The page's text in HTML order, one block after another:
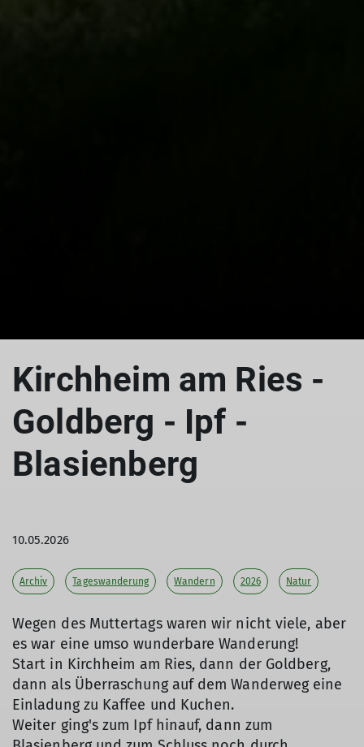
Kirchheim am Ries -
Goldberg - Ipf -
Blasienberg
10.05.2026
Archiv Tageswanderung Wandern 2026 Natur
Wegen des Muttertags waren wir nicht viele, aber
es war eine umso wunderbare Wanderung!
Start in Kirchheim am Ries, dann der Goldberg,
dann als Überraschung auf dem Wanderweg eine
Einladung zu Kaffee und Kuchen.
Weiter ging's zum Ipf hinauf, dann zum